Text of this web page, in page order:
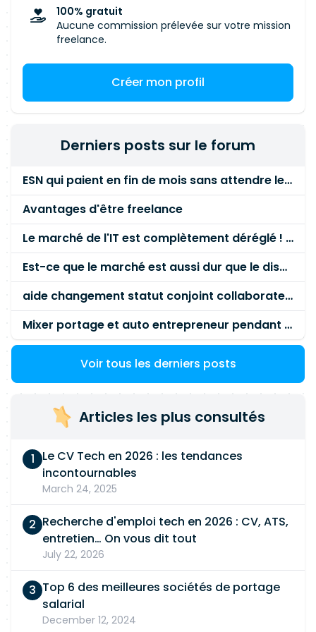
les recommandations structurelles, avec une
estimation du niveau d'effort et des
responsabilités associées lorsque cela est
possible. · Synthèse exécutive à destination du
management présentant les principaux risques,
les constats majeurs, les priorités de traitement
permettant de présenter les résultats de l'audit
sécurité et aux parties prenantes métier.
Compétences requises · Maîtrise des audits de
configuration sur des environnements proxy,
pare-feu, Active Directory et composants
d'infrastructure réseau ; par exemple, revue des
règles de filtrage firewall, analyse des flux
autorisés, contrôle des exceptions proxy et
vérification des paramètres de durcissement
AD. · Bonne connaissance des référentiels et
bonnes pratiques de sécurité, notamment
principes de durcissement système ; par
exemple, utilisation de guides de durcissement
pour évaluer la conformité d'un Active Directory,
d'un équipement réseau ou d'un serveur exposé. ·
vulnérabilités techniques ainsi que les écarts de
configuration ; par exemple, classification des
constats selon leur criticité, leur exploitabilité et
leur impact métier afin de proposer un ordre de
remédiation réaliste. x
100% gratuit
Aucune commission prélevée sur votre mission
freelance.
Créer mon profil
Derniers posts sur le forum
ESN qui paient en fin de mois sans attendre le paiement client ?
Avantages d'être freelance
Le marché de l'IT est complètement déréglé ! STOP à cette mascarade ! Il faut s'unir et résister !
Est-ce que le marché est aussi dur que le disent les commerciaux ?
aide changement statut conjoint collaborateur
Mixer portage et auto entrepreneur pendant des années - quel risque ?
Voir tous les derniers posts
Articles les plus consultés
Le CV Tech en 2026 : les tendances
incontournables
March 24, 2025
Recherche d'emploi tech en 2026 : CV, ATS,
entretien… On vous dit tout
July 22, 2026
Top 6 des meilleures sociétés de portage
salarial
December 12, 2024